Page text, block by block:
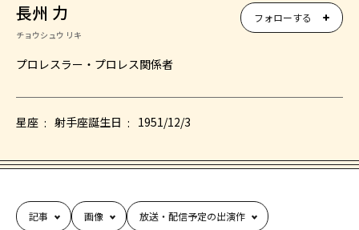
長州 力
チョウシュウ リキ
プロレスラー・プロレス関係者
フォローする
星座 射手座誕生日 1951/12/3
記事 画像 放送・配信予定の出演作